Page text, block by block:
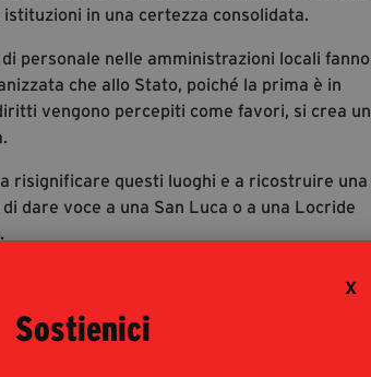
X
Sostienici
in una certezza consolidata.
personale nelle amministrazioni locali fanno
che allo Stato, poiché la prima è in
vengono percepiti come favori, si crea un
risignificare questi luoghi e a ricostruire una
dare voce a una San Luca o a una Locride
al Manifesto, rivolto a chiunque condivida